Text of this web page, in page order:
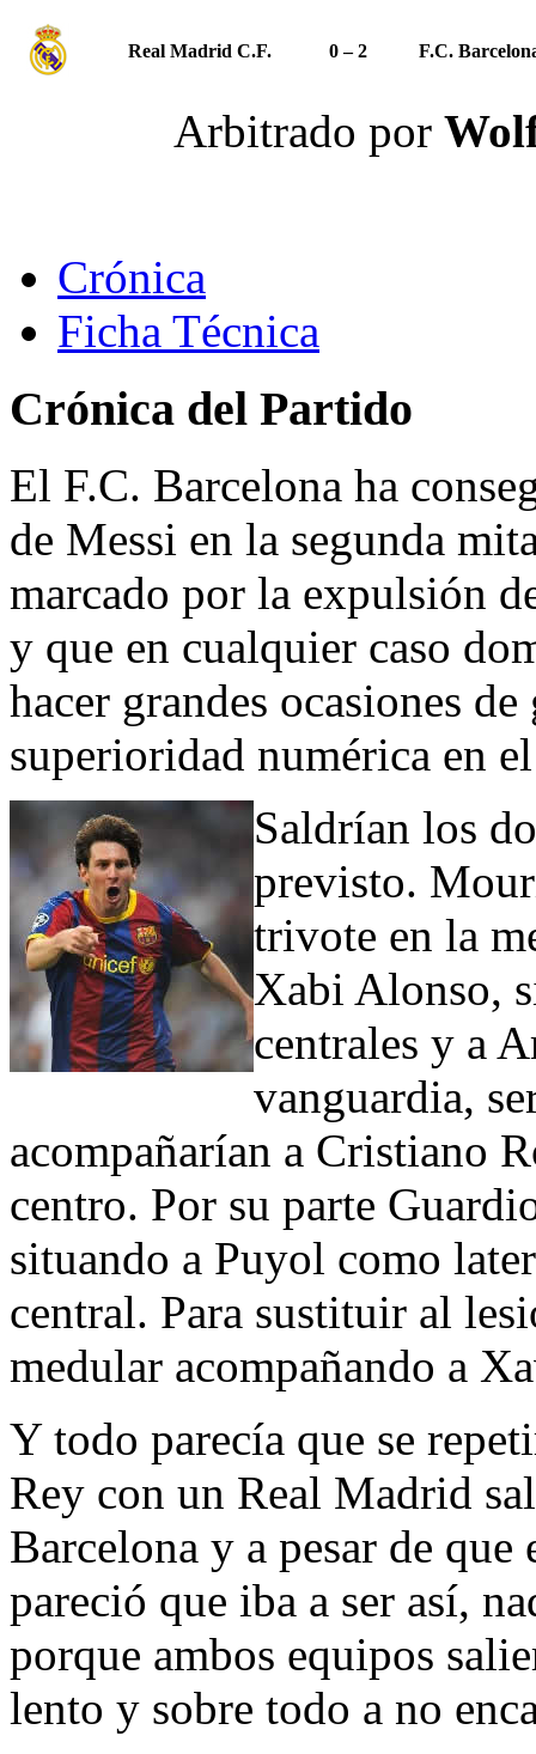
Real Madrid C.F. 0 – 2 F.C.
Arbitrado por
Crónica
Ficha Técnica
Crónica del Partido
El F.C. Barcelona ha
de Messi en la segunda
marcado por la expulsión
y que en cualquier caso
hacer grandes ocasiones
superioridad numérica en
Saldrían los
previsto.
trivote en la
Xabi Alonso,
centrales y a
vanguardia,
acompañarían a Cristiano
centro. Por su parte
situando a Puyol como
central. Para sustituir al
medular acompañando a
Y todo parecía que se
Rey con un Real Madrid
Barcelona y a pesar de
pareció que iba a ser así,
porque ambos equipos
lento y sobre todo a no